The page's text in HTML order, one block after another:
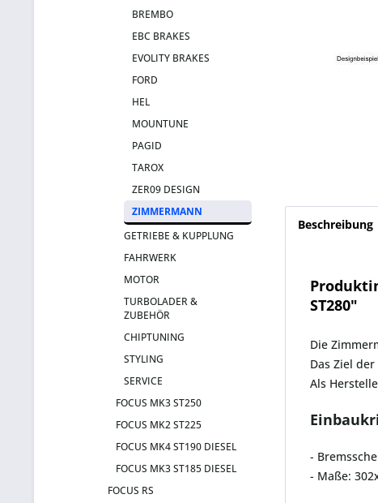
BREMBO
EBC BRAKES
EVOLITY BRAKES
FORD
HEL
MOUNTUNE
PAGID
TAROX
ZER09 DESIGN
ZIMMERMANN
GETRIEBE & KUPPLUNG
FAHRWERK
MOTOR
TURBOLADER &
ZUBEHÖR
CHIPTUNING
STYLING
SERVICE
FOCUS MK3 ST250
FOCUS MK2 ST225
FOCUS MK4 ST190 DIESEL
FOCUS MK3 ST185 DIESEL
FOCUS RS
Beschreibung
ST280"
Die
Das Ziel
Als
-
- Maße: